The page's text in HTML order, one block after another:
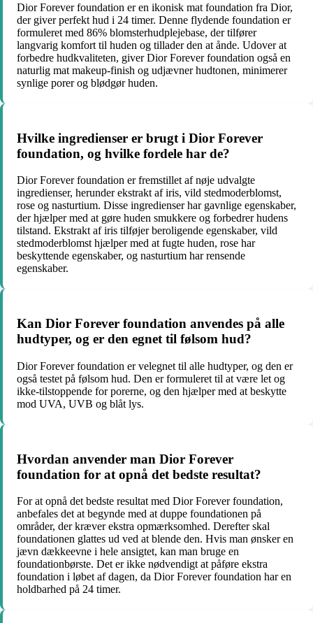
Dior Forever foundation er en ikonisk mat foundation fra Dior,
der giver perfekt hud i 24 timer. Denne flydende foundation er
formuleret med 86% blomsterhudplejebase, der tilfører
langvarig komfort til huden og tillader den at ånde. Udover at
forbedre hudkvaliteten, giver Dior Forever foundation også en
naturlig mat makeup-finish og udjævner hudtonen, minimerer
synlige porer og blødgør huden.
Hvilke ingredienser er brugt i Dior Forever
foundation, og hvilke fordele har de?
Dior Forever foundation er fremstillet af nøje udvalgte
ingredienser, herunder ekstrakt af iris, vild stedmoderblomst,
rose og nasturtium. Disse ingredienser har gavnlige egenskaber,
der hjælper med at gøre huden smukkere og forbedrer hudens
tilstand. Ekstrakt af iris tilføjer beroligende egenskaber, vild
stedmoderblomst hjælper med at fugte huden, rose har
beskyttende egenskaber, og nasturtium har rensende
egenskaber.
Kan Dior Forever foundation anvendes på alle
hudtyper, og er den egnet til følsom hud?
Dior Forever foundation er velegnet til alle hudtyper, og den er
også testet på følsom hud. Den er formuleret til at være let og
ikke-tilstoppende for porerne, og den hjælper med at beskytte
mod UVA, UVB og blåt lys.
Hvordan anvender man Dior Forever
foundation for at opnå det bedste resultat?
For at opnå det bedste resultat med Dior Forever foundation,
anbefales det at begynde med at duppe foundationen på
områder, der kræver ekstra opmærksomhed. Derefter skal
foundationen glattes ud ved at blende den. Hvis man ønsker en
jævn dækkeevne i hele ansigtet, kan man bruge en
foundationbørste. Det er ikke nødvendigt at påføre ekstra
foundation i løbet af dagen, da Dior Forever foundation har en
holdbarhed på 24 timer.